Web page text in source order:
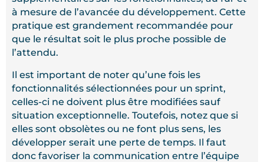
à mesure de l’avancée du développement. Cette
pratique est grandement recommandée pour
que le résultat soit le plus proche possible de
l’attendu.
Il est important de noter qu’une fois les
fonctionnalités sélectionnées pour un sprint,
celles-ci ne doivent plus être modifiées sauf
situation exceptionnelle. Toutefois, notez que si
elles sont obsolètes ou ne font plus sens, les
développer serait une perte de temps. Il faut
donc favoriser la communication entre l’équipe